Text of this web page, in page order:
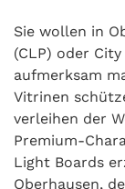
Sie wollen in
(CLP) oder
aufmerksam
Vitrinen
verleihen der
Premium-
Light Boards
Oberhausen,